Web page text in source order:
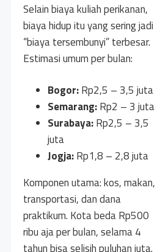
Selain biaya kuliah perikanan,
biaya hidup itu yang sering jadi
“biaya tersembunyi” terbesar.
Estimasi umum per bulan:
Bogor:Rp2,5 – 3,5 juta
Semarang:Rp2 – 3 juta
Surabaya:Rp2,5 – 3,5
juta
Jogja:Rp1,8 – 2,8 juta
Komponen utama: kos, makan,
transportasi, dan dana
praktikum. Kota beda Rp500
ribu aja per bulan, selama 4
tahun bisa selisih puluhan juta.